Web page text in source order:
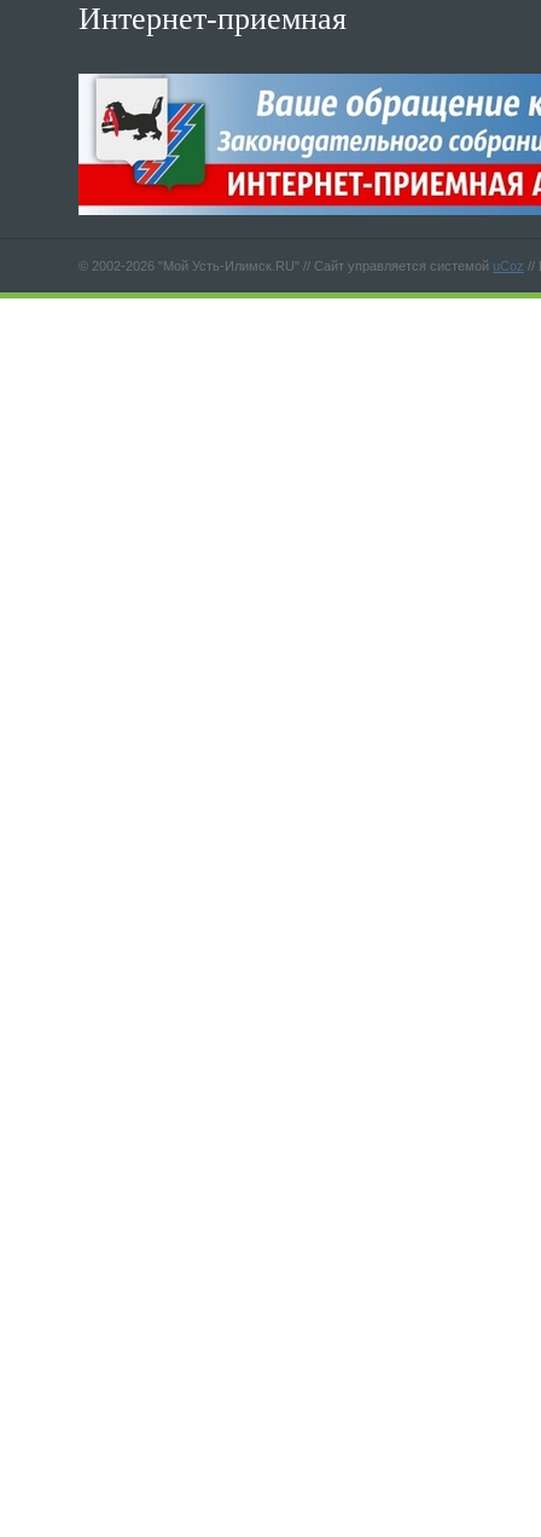
Интернет-приемная
© 2002-2026 "Мой Усть-Илимск.RU" // Сайт управляется системой uCoz //